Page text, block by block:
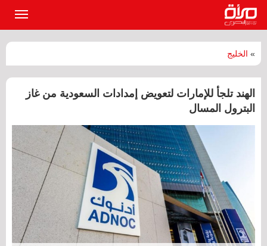
» الخليج
الهند تلجأ للإمارات لتعويض إمدادات السعودية من غاز
البترول المسال